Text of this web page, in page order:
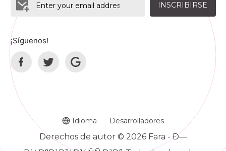
INSCRIBIRSE
¡Síguenos!
Idioma Desarrolladores
Derechos de autor © 2026 Fara - Ð—